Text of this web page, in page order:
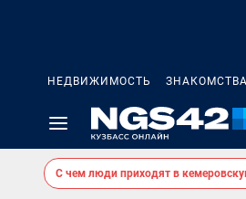
НЕДВИЖИМОСТЬ ЗНАКОМСТВА
С чем люди приходят в